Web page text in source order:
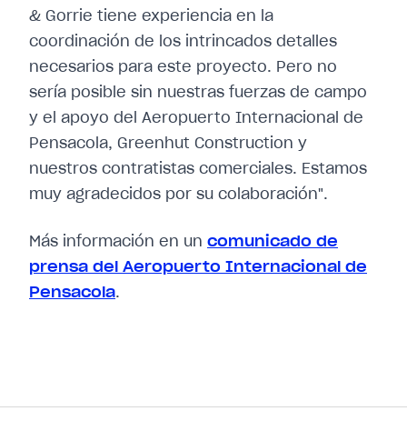
& Gorrie tiene experiencia en la
coordinación de los intrincados detalles
necesarios para este proyecto. Pero no
sería posible sin nuestras fuerzas de campo
y el apoyo del Aeropuerto Internacional de
Pensacola, Greenhut Construction y
nuestros contratistas comerciales. Estamos
muy agradecidos por su colaboración".
Más información en un comunicado de
prensa del Aeropuerto Internacional de
Pensacola.